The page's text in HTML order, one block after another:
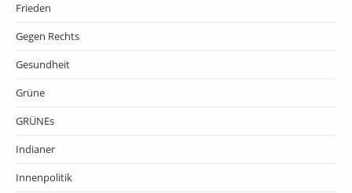
Frieden
Gegen Rechts
Gesundheit
Grüne
GRÜNEs
Indianer
Innenpolitik